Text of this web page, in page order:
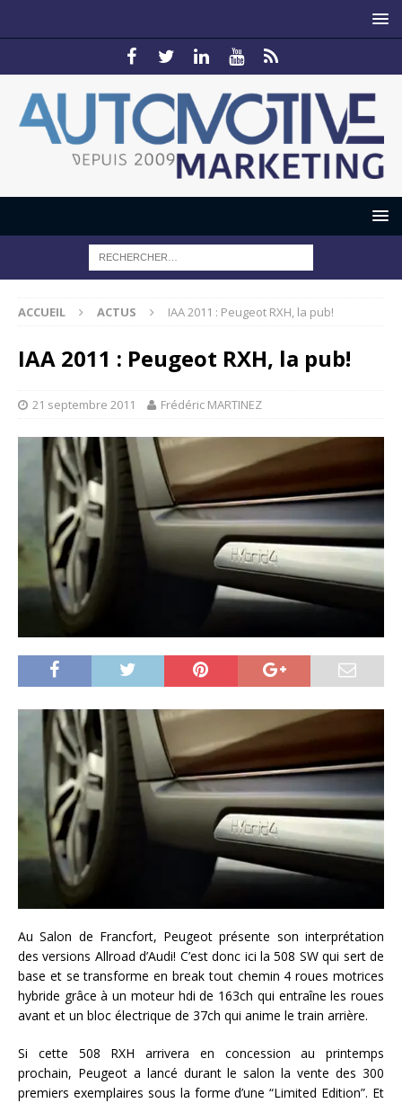
ACCUEIL ACTUS IAA 2011 : Peugeot RXH, la pub!
IAA 2011 : Peugeot RXH, la pub!
21 septembre 2011 Frédéric MARTINEZ
Au Salon de Francfort, Peugeot présente son interprétation
des versions Allroad d’Audi! C’est donc ici la 508 SW qui sert de
base et se transforme en break tout chemin 4 roues motrices
hybride grâce à un moteur hdi de 163ch qui entraîne les roues
avant et un bloc électrique de 37ch qui anime le train arrière.
Si cette 508 RXH arrivera en concession au printemps
prochain, Peugeot a lancé durant le salon la vente des 300
premiers exemplaires sous la forme d’une “Limited Edition”. Et